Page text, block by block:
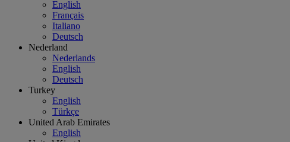
English
Français
Italiano
Deutsch
Nederland
Nederlands
English
Deutsch
Turkey
English
Türkçe
United Arab Emirates
English